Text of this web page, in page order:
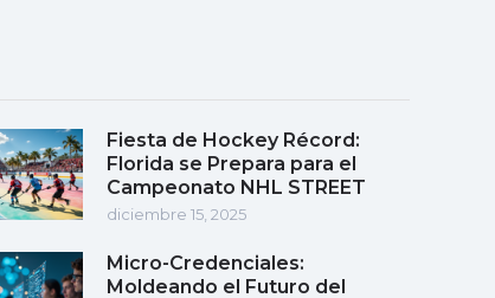
Fiesta de Hockey Récord:
Florida se Prepara para el
Campeonato NHL STREET
diciembre 15, 2025
Micro-Credenciales:
Moldeando el Futuro del